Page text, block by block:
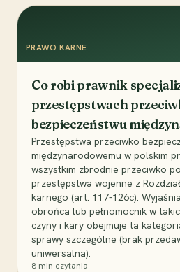
PRAWO KARNE
Co robi prawnik
przestępstwach
bezpieczeństwu
Przestępstwa przeciwko
międzynarodowemu w polskim
wszystkim zbrodnie przeciwko
przestępstwa wojenne z
karnego (art. 117-126c).
obrońca lub pełnomocnik w
czyny i kary obejmuje ta
sprawy szczególne (brak
uniwersalna).
8 min czytania